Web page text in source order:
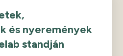
és nyeremények
standján